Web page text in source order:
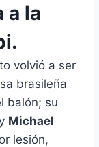
a la
volvió a ser
brasileña
balón; su
Michael
lesión,